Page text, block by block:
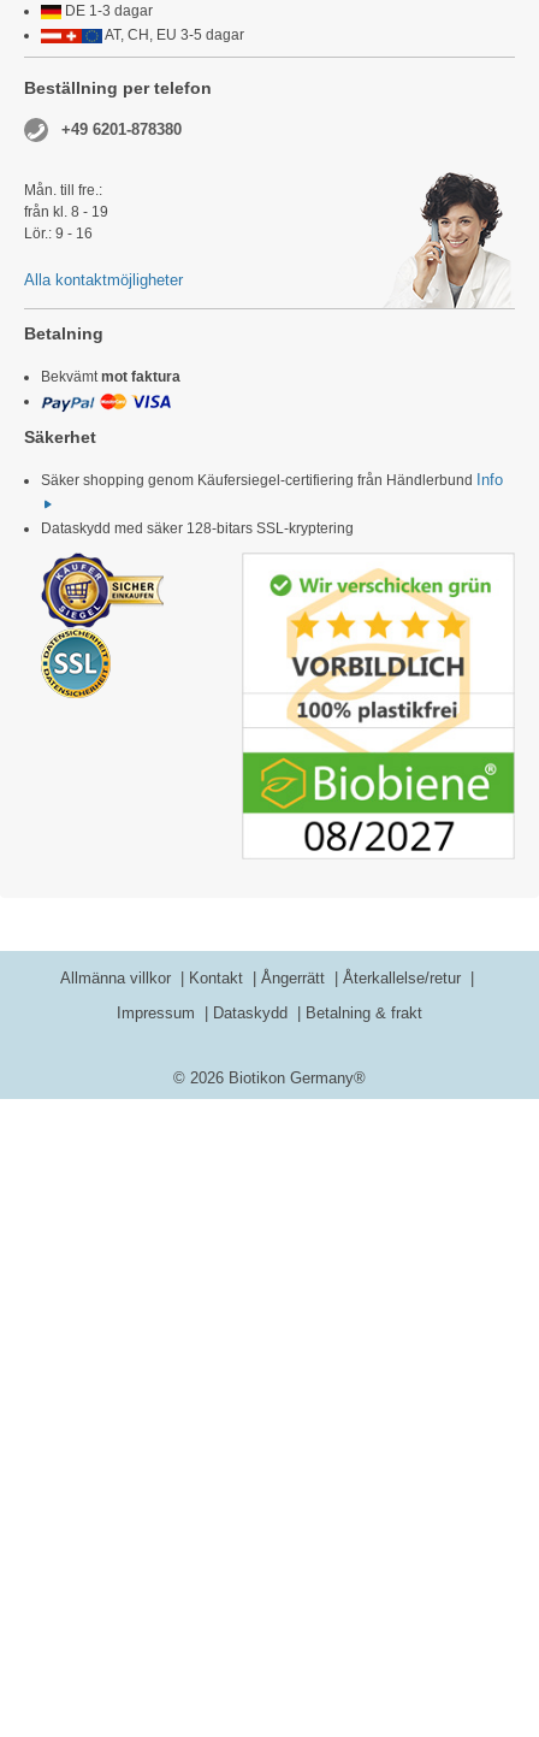
DE 1-3 dagar
AT, CH, EU 3-5 dagar
Beställning per telefon
+49 6201-878380
Mån. till fre.:
från kl. 8 - 19
Lör.: 9 - 16
Alla kontaktmöjligheter
Betalning
Bekvämtmot faktura
Säkerhet
Säker shopping genom Käufersiegel-certifiering från Händlerbund Info
Dataskydd med säker 128-bitars SSL-kryptering
© 2026 Biotikon Germany®
Allmänna villkor Kontakt Ångerrätt
Återkallelse/retur
Impressum
Dataskydd Betalning & frakt